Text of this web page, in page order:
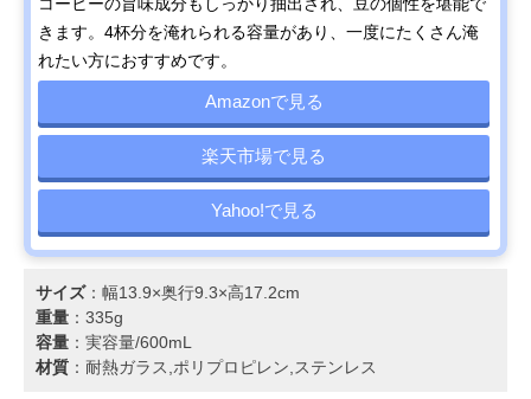
きます。4杯分を淹れられる容量があり、一度にたくさん淹
れたい方におすすめです。
Amazonで見る
楽天市場で見る
Yahoo!で見る
サイズ：幅13.9×奥行9.3×高17.2cm
重量 ：335g
容量 ：実容量/600mL
材質 ：耐熱ガラス,ポリプロピレン,ステンレス